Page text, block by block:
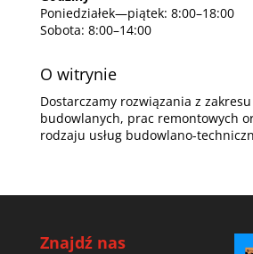
Poniedziałek—piątek: 8:00–18:00
Sobota: 8:00–14:00
O witrynie
Dostarczamy rozwiązania z
budowlanych, prac remontowych
rodzaju usług budowlano-
Znajdź nas